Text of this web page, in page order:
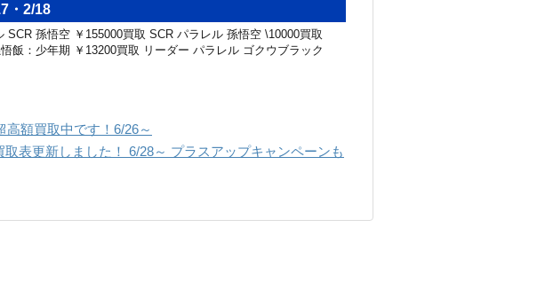
・2/18
SCR 孫悟空 ￥155000買取 SCR パラレル 孫悟空 \10000買取
飯：少年期 ￥13200買取 リーダー パラレル ゴクウブラック
額買取中です！6/26～
表更新しました！ 6/28～ プラスアップキャンペーンも